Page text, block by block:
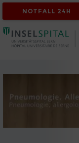
NOTFALL 24H